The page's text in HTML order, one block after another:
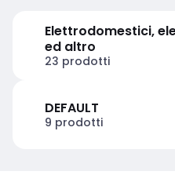
Elettrodomestici,
ed altro
23 prodotti
DEFAULT
9 prodotti